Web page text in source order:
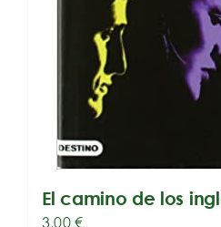
El camino de los
3,00€